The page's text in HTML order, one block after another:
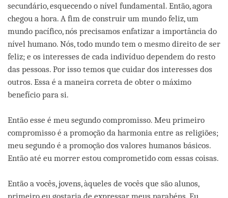
secundário, esquecendo o nível fundamental. Então, agora
chegou a hora. A fim de construir um mundo feliz, um
mundo pacífico, nós precisamos enfatizar a importância do
nível humano. Nós, todo mundo tem o mesmo direito de ser
feliz; e os interesses de cada indivíduo dependem do resto
das pessoas. Por isso temos que cuidar dos interesses dos
outros. Essa é a maneira correta de obter o máximo
benefício para si.
Então esse é meu segundo compromisso. Meu primeiro
compromisso é a promoção da harmonia entre as religiões;
meu segundo é a promoção dos valores humanos básicos.
Então até eu morrer estou comprometido com essas coisas.
Então a vocês, jovens, àqueles de vocês que são alunos,